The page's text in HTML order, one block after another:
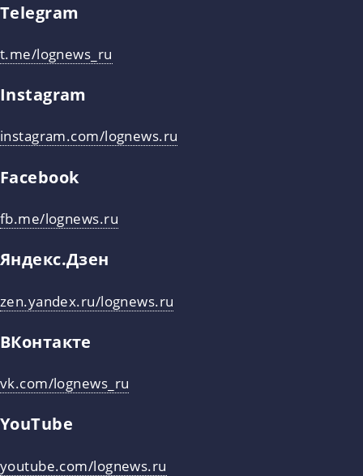
Telegram
t.me/lognews_ru
Instagram
instagram.com/lognews.ru
Facebook
fb.me/lognews.ru
Яндекс.Дзен
zen.yandex.ru/lognews.ru
ВКонтакте
vk.com/lognews_ru
YouTube
youtube.com/lognews.ru